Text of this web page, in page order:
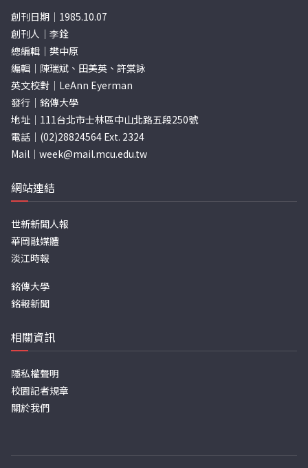
創刊日期｜1985.10.07
創刊人｜李銓
總編輯｜樊中原
編輯｜陳瑞斌、田美英、許棠詠
英文校對｜LeAnn Eyerman
發行｜銘傳大學
地址｜111台北市士林區中山北路五段250號
電話｜(02)28824564 Ext. 2324
Mail｜ week@mail.mcu.edu.tw
網站連結
世新新聞人報
華岡融媒體
淡江時報
銘傳大學
銘報新聞
相關資訊
隱私權聲明
校園記者規章
關於我們